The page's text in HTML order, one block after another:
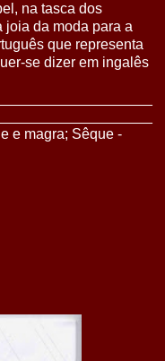
na tasca dos
joia da moda para a
que representa
se dizer em ingalês
e magra; Sêque -